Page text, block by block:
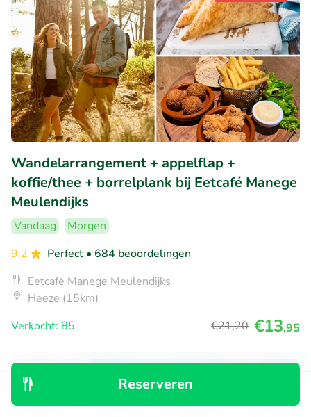
Reserveren
Wandelarrangement + appelflap +
koffie/thee + borrelplank bij Eetcafé Manege
Meulendijks
Vandaag
Morgen
9.2
Perfect • 684 beoordelingen
Eetcafé Manege Meulendijks
Heeze (15km)
Verkocht: 85
€21,20 €13,95